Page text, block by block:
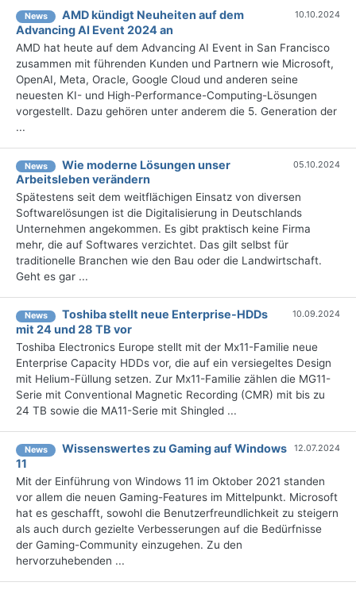
News
AMD kündigt Neuheiten auf dem
Advancing AI Event 2024 an
10.10.2024
AMD hat heute auf dem Advancing AI Event in San Francisco
zusammen mit führenden Kunden und Partnern wie Microsoft,
OpenAI, Meta, Oracle, Google Cloud und anderen seine
neuesten KI- und High-Performance-Computing-Lösungen
vorgestellt. Dazu gehören unter anderem die 5. Generation der
...
News
Wie moderne Lösungen unser
Arbeitsleben verändern
05.10.2024
Spätestens seit dem weitflächigen Einsatz von diversen
Softwarelösungen ist die Digitalisierung in Deutschlands
Unternehmen angekommen. Es gibt praktisch keine Firma
mehr, die auf Softwares verzichtet. Das gilt selbst für
traditionelle Branchen wie den Bau oder die Landwirtschaft.
Geht es gar ...
News
Toshiba stellt neue Enterprise-HDDs
mit 24 und 28 TB vor
10.09.2024
Toshiba Electronics Europe stellt mit der Mx11-Familie neue
Enterprise Capacity HDDs vor, die auf ein versiegeltes Design
mit Helium-Füllung setzen. Zur Mx11-Familie zählen die MG11-
Serie mit Conventional Magnetic Recording (CMR) mit bis zu
24 TB sowie die MA11-Serie mit Shingled ...
News
Wissenswertes zu Gaming auf Windows
11
12.07.2024
Mit der Einführung von Windows 11 im Oktober 2021 standen
vor allem die neuen Gaming-Features im Mittelpunkt. Microsoft
hat es geschafft, sowohl die Benutzerfreundlichkeit zu steigern
als auch durch gezielte Verbesserungen auf die Bedürfnisse
der Gaming-Community einzugehen. Zu den
hervorzuhebenden ...